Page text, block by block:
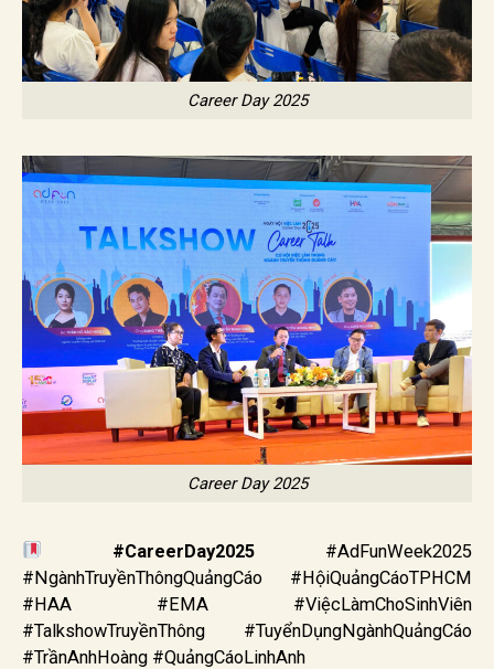
Career Day 2025
Career Day 2025
#CareerDay2025 #AdFunWeek2025
#NgànhTruyềnThôngQuảngCáo #HộiQuảngCáoTPHCM
#HAA #EMA #ViệcLàmChoSinhViên
#TalkshowTruyềnThông #TuyểnDụngNgànhQuảngCáo
#TrầnAnhHoàng #QuảngCáoLinhAnh